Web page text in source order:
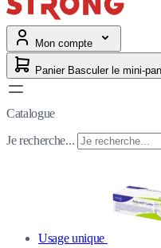
Mon compte
Panier
Catalogue
Je recherche...
Usage unique